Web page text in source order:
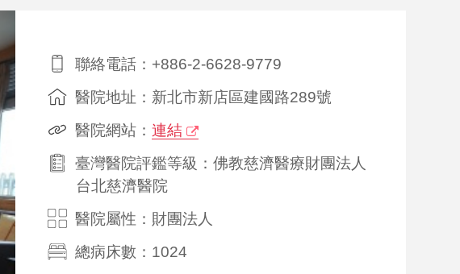
聯絡電話：+886-2-6628-9779
醫院地址：新北市新店區建國路289號
醫院網站： 連結
臺灣醫院評鑑等級：佛教慈濟醫療財團法人
台北慈濟醫院
醫院屬性：財團法人
總病床數：1024